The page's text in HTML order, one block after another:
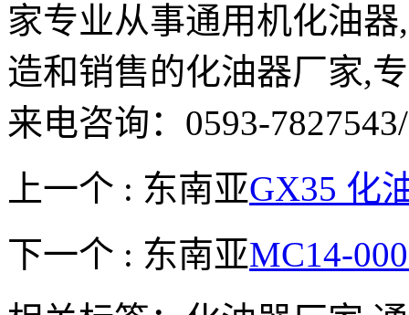
家专业从事通用机化油
造和销售的化油器厂家,
来电咨询：0593-
上一个 : 东南亚GX35 化
下一个 : 东南亚MC14-